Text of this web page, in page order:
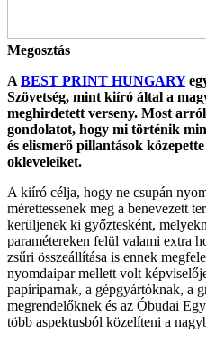
Megosztás
A BEST PRINT HUNGARY
Szövetség, mint kiíró által a
meghirdetett verseny. Most
gondolatot, hogy mi történik
és elismerő pillantások
okleveleiket.
A kiíró célja, hogy ne csupán
mérettessenek meg a benevezett
kerüljenek ki győztesként,
paramétereken felül valami extra
zsűri összeállítása is ennek
nyomdaipar mellett volt
papíriparnak, a gépgyártóknak, a
megrendelőknek és az Óbudai
több aspektusból közelíteni a